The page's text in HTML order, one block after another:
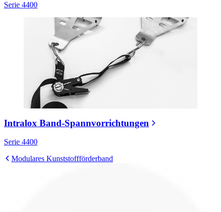
Serie 4400
Intralox Band-Spannvorrichtungen
Serie 4400
Modulares Kunststoffförderband